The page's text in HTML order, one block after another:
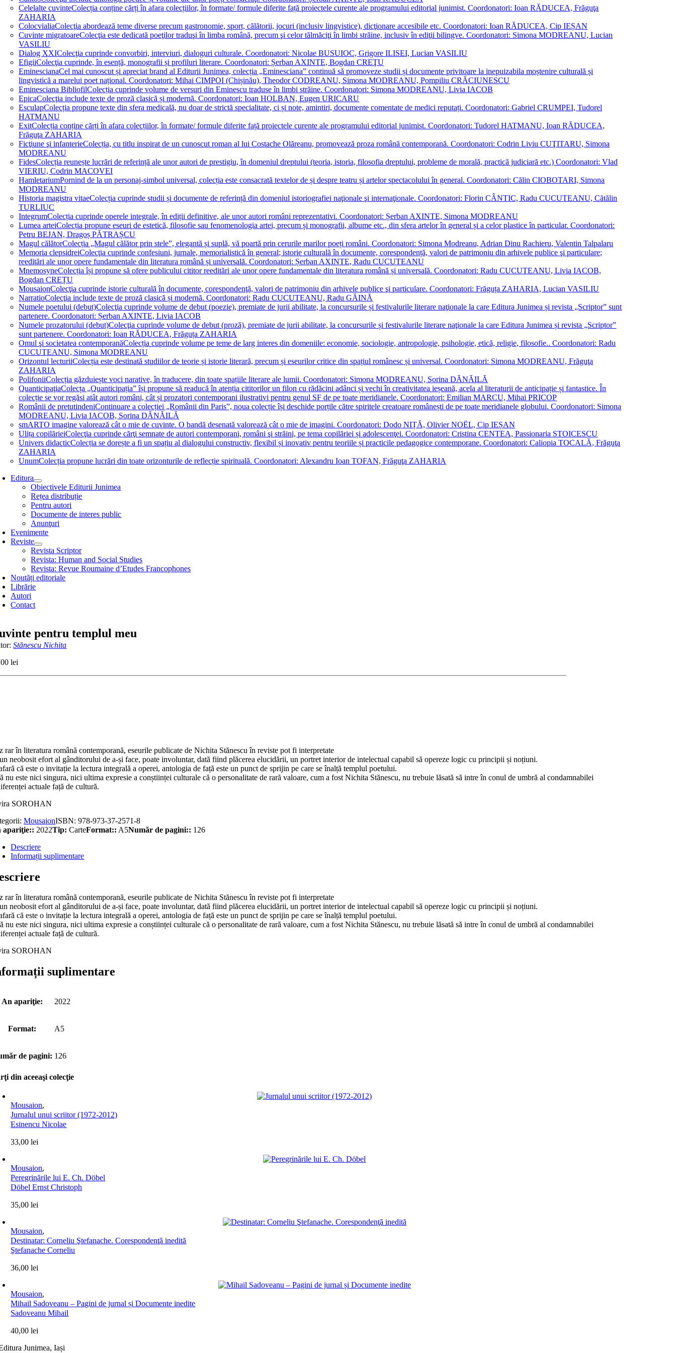
Celelalte cuvinteColecția conține cărți în afara colecțiilor, în formate/ formule diferite față proiectele curente ale programului editorial junimist. Coordonatori: Ioan RĂDUCEA, Frăguţa
ZAHARIA
ColocvialiaColecţia abordează teme diverse precum gastronomie, sport, călătorii, jocuri (inclusiv lingvistice), dicţionare accesibile etc. Coordonatori: Ioan RĂDUCEA, Cip IEȘAN
Cuvinte migratoareColecţia este dedicată poeţilor traduşi în limba română, precum şi celor tălmăciţi în limbi străine, inclusiv în ediţii bilingve. Coordonatori: Simona MODREANU, Lucian
VASILIU
Dialog XXIColecţia cuprinde convorbiri, interviuri, dialoguri culturale. Coordonatori: Nicolae BUSUIOC, Grigore ILISEI, Lucian VASILIU
EfigiiColecţia cuprinde, în esență, monografii și profiluri literare. Coordonatori: Șerban AXINTE, Bogdan CREŢU
EminescianaCel mai cunoscut și apreciat brand al Editurii Junimea, colecția „Eminesciana” continuă să promoveze studii și documente privitoare la inepuizabila moștenire culturală și
lingvistică a marelui poet național. Coordonatori: Mihai CIMPOI (Chișinău), Theodor CODREANU, Simona MODREANU, Pompiliu CRĂCIUNESCU
Eminesciana BibliofilColecția cuprinde volume de versuri din Eminescu traduse în limbi străine. Coordonatori: Simona MODREANU, Livia IACOB
EpicaColecţia include texte de proză clasică și modernă. Coordonatori: Ioan HOLBAN, Eugen URICARU
EsculapColecția propune texte din sfera medicală, nu doar de strictă specialitate, ci și note, amintiri, documente comentate de medici reputați. Coordonatori: Gabriel CRUMPEI, Tudorel
HATMANU
ExitColecția conține cărți în afara colecțiilor, în formate/ formule diferite față proiectele curente ale programului editorial junimist. Coordonatori: Tudorel HATMANU, Ioan RĂDUCEA,
Frăguţa ZAHARIA
Ficţiune şi infanterieColecția, cu titlu inspirat de un cunoscut roman al lui Costache Olăreanu, promovează proza română contemporană. Coordonatori: Codrin Liviu CUŢITARU, Simona
MODREANU
FidesColecția reunește lucrări de referință ale unor autori de prestigiu, în domeniul dreptului (teoria, istoria, filosofia dreptului, probleme de morală, practică judiciară etc.) Coordonatori: Vlad
VIERIU, Codrin MACOVEI
HamletariumPornind de la un personaj-simbol universal, colecția este consacrată textelor de și despre teatru și artelor spectacolului în general. Coordonatori: Călin CIOBOTARI, Simona
MODREANU
Historia magistra vitaeColecția cuprinde studii și documente de referință din domeniul istoriografiei naţionale şi internaţionale. Coordonatori: Florin CÂNTIC, Radu CUCUTEANU, Cătălin
TURLIUC
IntegrumColecția cuprinde operele integrale, în ediții definitive, ale unor autori români reprezentativi. Coordonatori: Șerban AXINTE, Simona MODREANU
Lumea arteiColecția propune eseuri de estetică, filosofie sau fenomenologia artei, precum și monografii, albume etc., din sfera artelor în general și a celor plastice în particular. Coordonatori:
Petru BEJAN, Dragoș PĂTRAȘCU
Magul călătorColecția „Magul călător prin stele”, elegantă și suplă, vă poartă prin cerurile marilor poeți români. Coordonatori: Simona Modreanu, Adrian Dinu Rachieru, Valentin Talpalaru
Memoria clepsidreiColecţia cuprinde confesiuni, jurnale, memorialistică în general; istorie culturală în documente, corespondență, valori de patrimoniu din arhivele publice şi particulare;
reeditări ale unor opere fundamentale din literatura română și universală. Coordonatori: Șerban AXINTE, Radu CUCUTEANU
MnemosyneColecția își propune să ofere publicului cititor reeditări ale unor opere fundamentale din literatura română și universală. Coordonatori: Radu CUCUTEANU, Livia IACOB,
Bogdan CREȚU
MousaionColecţia cuprinde istorie culturală în documente, corespondenţă, valori de patrimoniu din arhivele publice şi particulare. Coordonatori: Frăguța ZAHARIA, Lucian VASILIU
NarratioColecţia include texte de proză clasică și modernă. Coordonatori: Radu CUCUTEANU, Radu GĂINĂ
Numele poetului (debut)Colecţia cuprinde volume de debut (poezie), premiate de jurii abilitate, la concursurile și festivalurile literare naţionale la care Editura Junimea și revista „Scriptor” sunt
partenere. Coordonatori: Șerban AXINTE, Livia IACOB
Numele prozatorului (debut)Colecţia cuprinde volume de debut (proză), premiate de jurii abilitate, la concursurile și festivalurile literare naţionale la care Editura Junimea și revista „Scriptor”
sunt partenere. Coordonatori: Ioan RĂDUCEA, Frăguța ZAHARIA
Omul şi societatea contemporanăColecția cuprinde volume pe teme de larg interes din domeniile: economie, sociologie, antropologie, psihologie, etică, religie, filosofie.. Coordonatori: Radu
CUCUTEANU, Simona MODREANU
Orizontul lecturiiColecția este destinată studiilor de teorie și istorie literară, precum și eseurilor critice din spațiul românesc și universal. Coordonatori: Simona MODREANU, Frăguţa
ZAHARIA
PolifoniiColecția găzduiește voci narative, în traducere, din toate spațiile literare ale lumii. Coordonatori: Simona MODREANU, Sorina DĂNĂILĂ
QuanticipaţiaColecța „Quanticipația” își propune să readucă în atenția cititorilor un filon cu rădăcini adânci și vechi în creativitatea ieșeană, acela al literaturii de anticipație și fantastice. În
colecție se vor regăsi atât autori români, cât și prozatori contemporani ilustrativi pentru genul SF de pe toate meridianele. Coordonatori: Emilian MARCU, Mihai PRICOP
Românii de pretutindeniContinuare a colecției „Românii din Paris”, noua colecție își deschide porțile către spiritele creatoare românești de pe toate meridianele globului. Coordonatori: Simona
MODREANU, Livia IACOB, Sorina DĂNĂILĂ
smARTO imagine valorează cât o mie de cuvinte. O bandă desenată valorează cât o mie de imagini. Coordonatori: Dodo NIȚĂ, Olivier NOËL, Cip IEȘAN
Ulița copilărieiColecţia cuprinde cărţi semnate de autori contemporani, români şi străini, pe tema copilăriei și adolescenţei. Coordonatori: Cristina CENTEA, Passionaria STOICESCU
Univers didacticColecția se dorește a fi un spațiu al dialogului constructiv, flexibil și inovativ pentru teoriile și practicile pedagogice contemporane. Coordonatori: Caliopia TOCALĂ, Frăguţa
ZAHARIA
UnumColecția propune lucrări din toate orizonturile de reflecție spirituală. Coordonatori: Alexandru Ioan TOFAN, Frăguţa ZAHARIA
Editura
Obiectivele Editurii Junimea
Rețea distribuție
Pentru autori
Documente de interes public
Anunţuri
Evenimente
Reviste
Revista Scriptor
Revista: Human and Social Studies
Revista: Revue Roumaine d’Etudes Francophones
Noutăți editoriale
Librărie
Autori
Contact
pentru templul meu
Stănescu Nichita
lei
rar în literatura română contemporană, eseurile publicate de Nichita Stănescu în reviste pot fi interpre­tate
neobosit efort al gânditorului de a-și face, poate involuntar, dată fiind plăcerea elucidării, un portret inte­rior de intelectual capabil să opereze logic cu principii și noțiuni.
că este o invitație la lectura integrală a operei, antologia de față este un punct de sprijin pe care se înalță templul poetului.
nu este nici singura, nici ultima expresie a conștiinței culturale că o personalitate de rară valoare, cum a fost Nichita Stănescu, nu trebuie lăsată să intre în conul de umbră al condamnabilei
actuale față de cultură.
SOROHAN
MousaionISBN:978-973-37-2571-8
apariţie:: 2022Tip: CarteFormat:: A5Număr de pagini:: 126
Descriere
Informații suplimentare
rar în literatura română contemporană, eseurile publicate de Nichita Stănescu în reviste pot fi interpre­tate
neobosit efort al gânditorului de a-și face, poate involuntar, dată fiind plăcerea elucidării, un portret inte­rior de intelectual capabil să opereze logic cu principii și noțiuni.
că este o invitație la lectura integrală a operei, antologia de față este un punct de sprijin pe care se înalță templul poetului.
nu este nici singura, nici ultima expresie a conștiinței culturale că o personalitate de rară valoare, cum a fost Nichita Stănescu, nu trebuie lăsată să intre în conul de umbră al condamnabilei
actuale față de cultură.
SOROHAN
suplimentare
An apariţie: 2022
Format: A5
de pagini: 126
din aceeaşi colecţie
Mousaion,
Jurnalul unui scriitor (1972-2012)
Esinencu Nicolae
33,00lei
Mousaion,
Peregrinările lui E. Ch. Döbel
Döbel Ernst Christoph
35,00lei
Mousaion,
Destinatar: Corneliu Ştefanache. Corespondenţă inedită
Ştefanache Corneliu
36,00lei
Mousaion,
Mihail Sadoveanu – Pagini de jurnal și Documente inedite
Sadoveanu Mihail
40,00lei